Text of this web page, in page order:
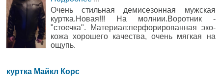
Очень стильная демисезонная мужская
куртка.Новая!!! На молнии.Воротник -
"стоечка". Материал:перфорированная эко-
кожа хорошего качества, очень мягкая на
ощупь.
куртка Майкл Корс